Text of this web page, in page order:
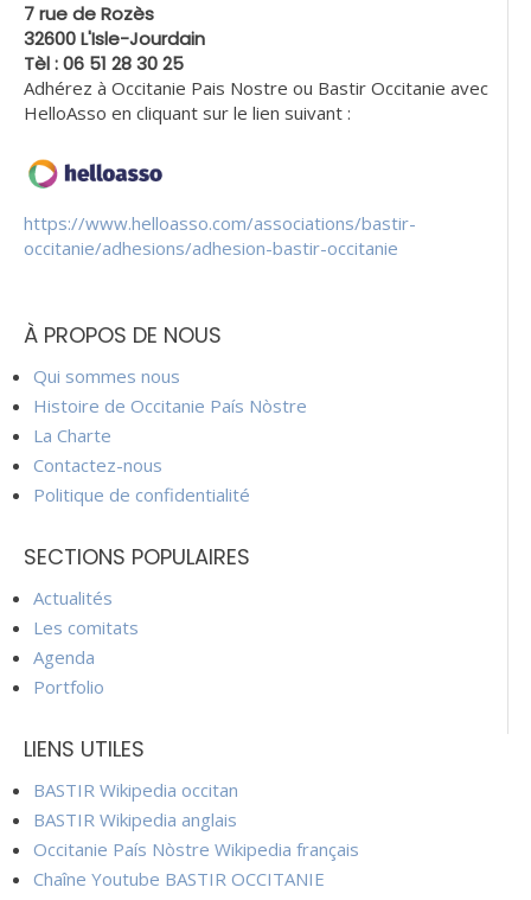
7 rue de Rozès
32600 L'Isle-Jourdain
Tèl : 06 51 28 30 25
Adhérez à Occitanie Pais Nostre ou Bastir Occitanie avec
HelloAsso en cliquant sur le lien suivant :
https://www.helloasso.com/associations/bastir-
occitanie/adhesions/adhesion-bastir-occitanie
À PROPOS DE NOUS
Qui sommes nous
Histoire de Occitanie País Nòstre
La Charte
Contactez-nous
Politique de confidentialité
SECTIONS POPULAIRES
Actualités
Les comitats
Agenda
Portfolio
LIENS UTILES
BASTIR Wikipedia occitan
BASTIR Wikipedia anglais
Occitanie País Nòstre Wikipedia français
Chaîne Youtube BASTIR OCCITANIE